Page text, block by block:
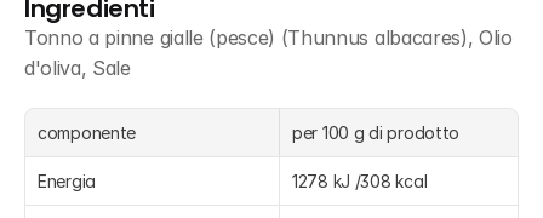
Ingredienti
Tonno a pinne gialle (pesce) (Thunnus albacares), Olio
d'oliva, Sale
componente per 100 g di prodotto
Energia 1278 kJ /308 kcal